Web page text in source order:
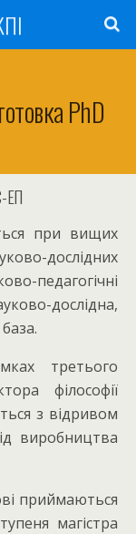
PhD
ЕП
при вищих
дослідних
педагогічні
дослідна,
третього
філософії
з відривом
виробництва
приймаються
магістра